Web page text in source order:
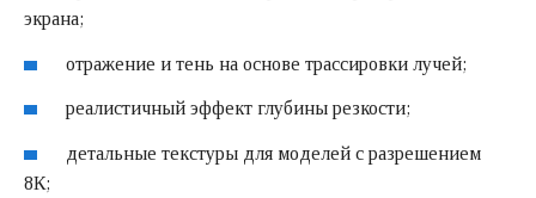
экрана;
отражение и тень на основе трассировки лучей;
реалистичный эффект глубины резкости;
детальные текстуры для моделей с разрешением
8К;